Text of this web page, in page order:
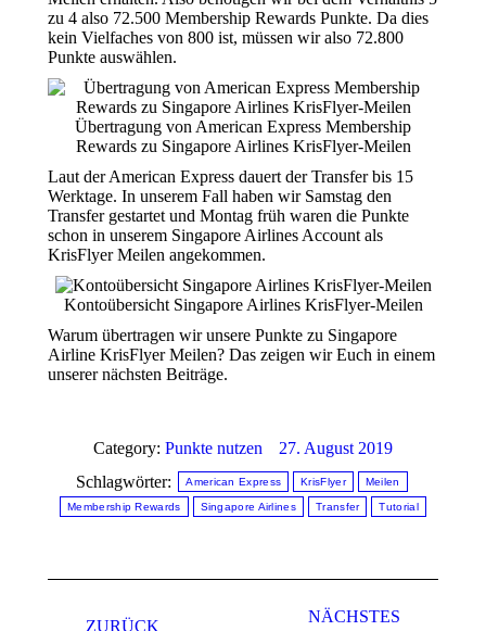
zu 4 also 72.500 Membership Rewards Punkte. Da dies
kein Vielfaches von 800 ist, müssen wir also 72.800
Punkte auswählen.
Übertragung von American Express Membership
Rewards zu Singapore Airlines KrisFlyer-Meilen
Laut der American Express dauert der Transfer bis 15
Werktage. In unserem Fall haben wir Samstag den
Transfer gestartet und Montag früh waren die Punkte
schon in unserem Singapore Airlines Account als
KrisFlyer Meilen angekommen.
Kontoübersicht Singapore Airlines KrisFlyer-Meilen
Warum übertragen wir unsere Punkte zu Singapore
Airline KrisFlyer Meilen? Das zeigen wir Euch in einem
unserer nächsten Beiträge.
Category: Punkte nutzen
27. August 2019
Schlagwörter:
American Express KrisFlyer Meilen
Membership Rewards Singapore Airlines Transfer Tutorial
ZURÜCK
NÄCHSTES